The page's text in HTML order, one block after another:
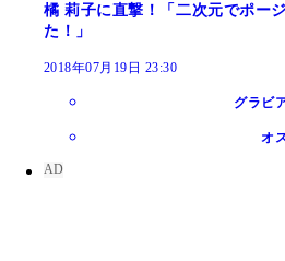
橘 莉子に直撃！「二次元でポー
た！」
2018年07月19日 23:30
グラビ
オ